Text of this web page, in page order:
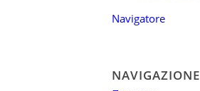
Navigatore
NAVIGAZIONE